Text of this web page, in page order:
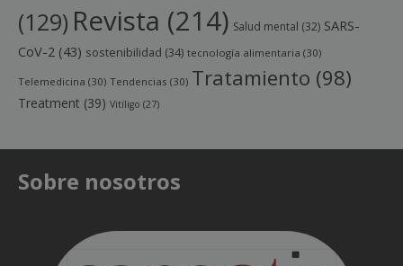
(129) Revista (214) Salud mental (32) SARS-
CoV-2 (43) sostenibilidad (34) tecnología alimentaria (30)
Telemedicina (30) Tendencias (30) Tratamiento (98)
Treatment (39) Vitíligo (27)
Sobre nosotros